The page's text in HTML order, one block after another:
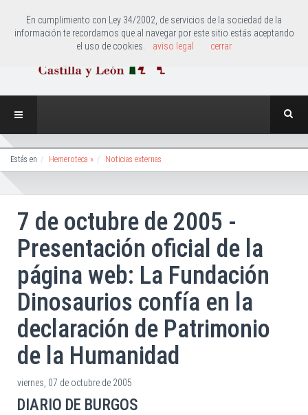
Estás en Hemeroteca » Noticias externas
7 de octubre de 2005 -
Presentación oficial de la
página web: La Fundación
Dinosaurios confía en la
declaración de Patrimonio
de la Humanidad
viernes, 07 de octubre de 2005
DIARIO DE BURGOS
En cumplimiento con Ley 34/2002, de servicios de la sociedad de la
información te recordamos que al navegar por este sitio estás aceptando
el uso de cookies.
aviso legal cerrar